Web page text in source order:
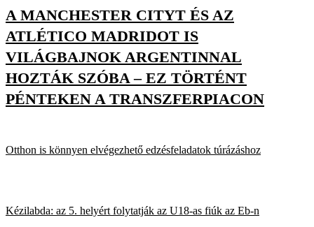
A MANCHESTER CITYT ÉS AZ
ATLÉTICO MADRIDOT IS
VILÁGBAJNOK ARGENTINNAL
HOZTÁK SZÓBA – EZ TÖRTÉNT
PÉNTEKEN A TRANSZFERPIACON
Otthon is könnyen elvégezhető edzésfeladatok túrázáshoz
Kézilabda: az 5. helyért folytatják az U18-as fiúk az Eb-n